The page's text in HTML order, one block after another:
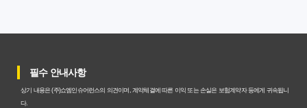
갱신형 암보험과 비갱신형, 어떤 차이가 있을까? 내게 맞는
암보험비갱신형, 평생 고정 보험료의 숨겨진 가치와 현명한
선택 기준
필수 안내사항
상기 내용은 (주)쇼엠인슈어런스의 의견이며, 계약체결에 따른 이익 또는 손실은 보험계약자 등에게 귀속됩니
다.